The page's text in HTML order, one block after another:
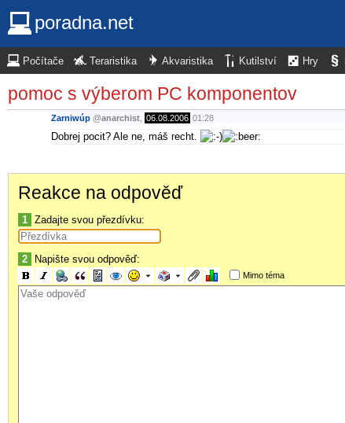
poradna.net
Počítače Teraristika Akvaristika Kutilství Hry
pomoc s výberom PC komponentov
Zarniwúp @anarchist 06.08.2006 01:28
Dobrej pocit? Ale ne, máš recht.
Reakce na odpověď
1 Zadajte svou přezdívku:
2 Napište svou odpověď:
Mimo téma